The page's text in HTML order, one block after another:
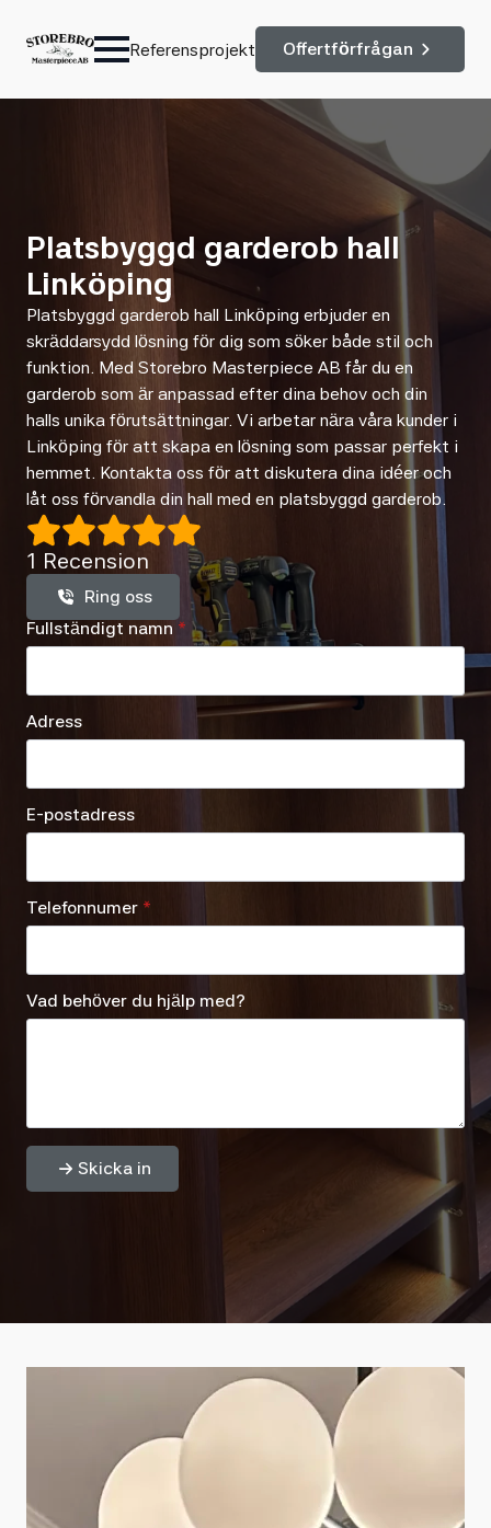
Referensprojekt Offertförfrågan
Platsbyggd garderob hall
Linköping
Platsbyggd garderob hall Linköping erbjuder en
skräddarsydd lösning för dig som söker både stil och
funktion. Med Storebro Masterpiece AB får du en
garderob som är anpassad efter dina behov och din
halls unika förutsättningar. Vi arbetar nära våra kunder i
Linköping för att skapa en lösning som passar perfekt i
hemmet. Kontakta oss för att diskutera dina idéer och
låt oss förvandla din hall med en platsbyggd garderob.
1 Recension
Ring oss
Fullständigt namn *
Adress
E-postadress
Telefonnumer *
Vad behöver du hjälp med?
Skicka in